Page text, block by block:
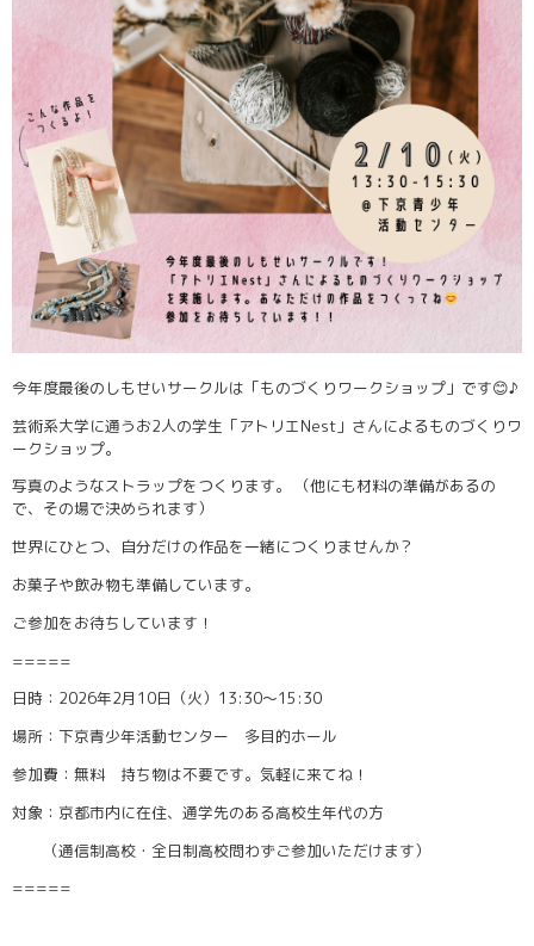
今年度最後のしもせいサークルは「ものづくりワークショップ」です😊♪
芸術系大学に通うお2人の学生「アトリエNest」さんによるものづくりワ
ークショップ。
写真のようなストラップをつくります。 （他にも材料の準備があるの
で、その場で決められます）
世界にひとつ、自分だけの作品を一緒につくりませんか？
お菓子や飲み物も準備しています。
ご参加をお待ちしています！
=====
日時：2026年2月10日（火）13:30～15:30
場所：下京青少年活動センター 多目的ホール
参加費：無料 持ち物は不要です。気軽に来てね！
対象：京都市内に在住、通学先のある高校生年代の方
（通信制高校・全日制高校問わずご参加いただけます）
=====